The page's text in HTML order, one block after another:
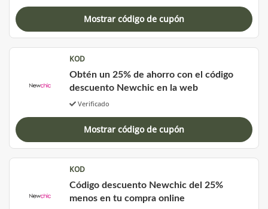
Mostrar código de cupón
KOD
Obtén un 25% de ahorro con el código
descuento Newchic en la web
Verificado
Mostrar código de cupón
KOD
Código descuento Newchic del 25%
menos en tu compra online